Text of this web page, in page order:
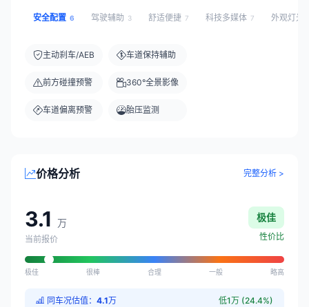
安全配置 6 驾驶辅助 3 舒适便捷 7 科技多媒体 7 外观灯光
主动刹车/AEB
前方碰撞预警
车道偏离预警
车道保持辅助
360°全景影像
胎压监测
价格分析 完整分析 >
3.1 万
当前报价
极佳
性价比
极佳 很棒 合理 一般 略高
同车况估值： 4.1万 低1万 (24.4%)